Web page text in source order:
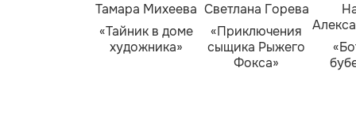
Тамара Михеева
«Тайник в доме
художника»
Светлана Горева
«Приключения
сыщика Рыжего
Фокса»